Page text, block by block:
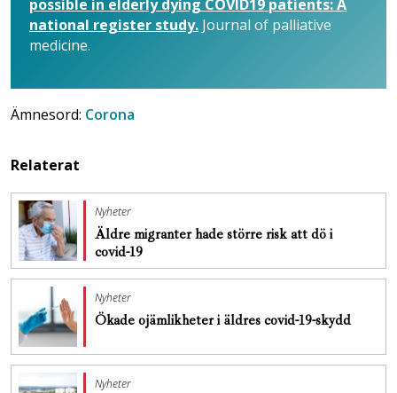
possible in elderly dying COVID­19 patients: A
national register study. Journal of palliative
medicine.
Ämnesord: Corona
Relaterat
Nyheter
Äldre migranter hade större risk att dö i
covid-19
Nyheter
Ökade ojämlikheter i äldres covid-19-skydd
Nyheter